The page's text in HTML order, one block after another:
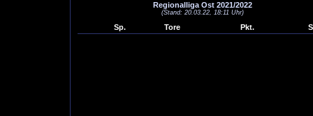
Regionalliga Ost 2021/2022
(Stand: 20.03.22, 18:11 Uhr)
Sp. Tore Pkt.